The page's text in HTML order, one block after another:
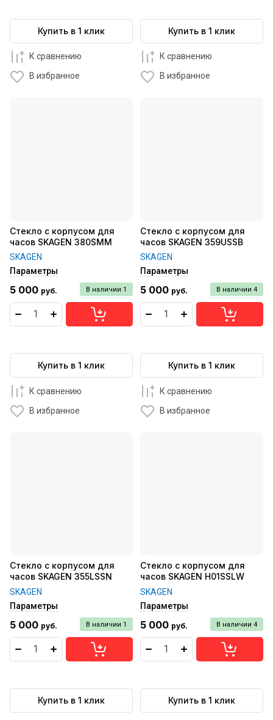
Купить в 1 клик
К сравнению
В избранное
Купить в 1 клик
К сравнению
В избранное
Стекло с корпусом для
часов SKAGEN 380SMM
SKAGEN
Параметры
В наличии 1
5 000 руб.
Купить в 1 клик
К сравнению
В избранное
Стекло с корпусом для
часов SKAGEN 359USSB
SKAGEN
Параметры
В наличии 4
5 000 руб.
Купить в 1 клик
К сравнению
В избранное
Стекло с корпусом для
часов SKAGEN 355LSSN
SKAGEN
Параметры
В наличии 1
5 000 руб.
Купить в 1 клик
Стекло с корпусом для
часов SKAGEN H01SSLW
SKAGEN
Параметры
В наличии 4
5 000 руб.
Купить в 1 клик